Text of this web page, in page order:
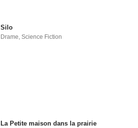
Silo
Drame,Science Fiction
La Petite maison dans la prairie